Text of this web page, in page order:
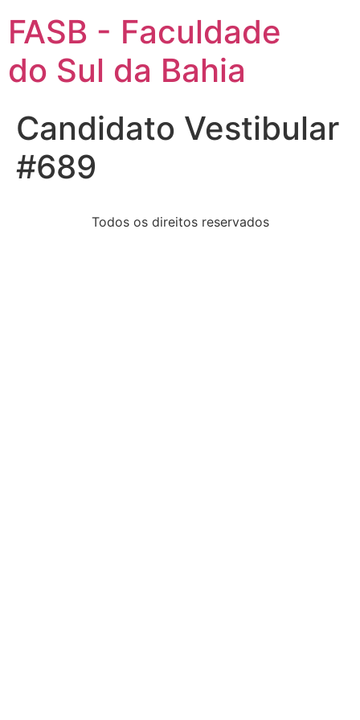
FASB - Faculdade
do Sul da Bahia
Candidato Vestibular
#689
Todos os direitos reservados